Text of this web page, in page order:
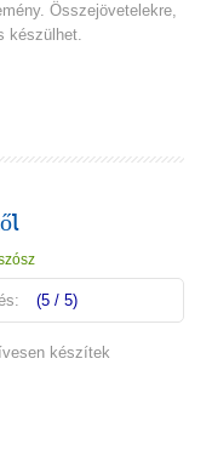
Összejövetelekre,
készülhet.
(5 / 5)
készítek